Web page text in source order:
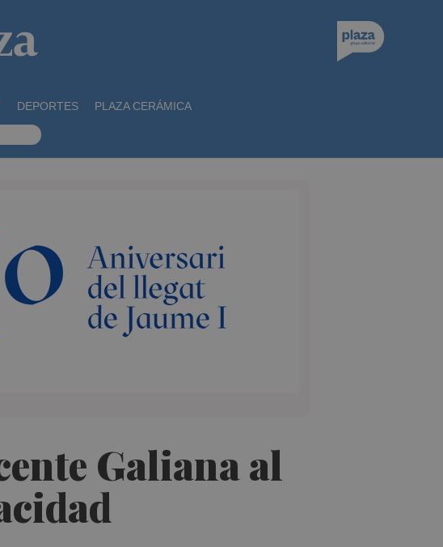
DEPORTES PLAZA CERÁMICA
Galiana al